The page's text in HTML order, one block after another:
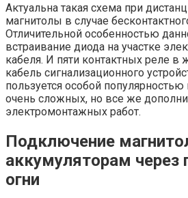
Актуальна такая схема при
магнитолы в случае
Отличительной особенностью
встраивание диода на участке
кабеля. И пяти контактных реле в
кабель сигнализационного
пользуется особой популярностью
очень сложных, но все же
электромонтажных работ.
Подключение
аккумуляторам через
огни